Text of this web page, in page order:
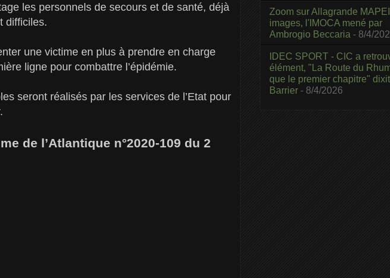
les personnels de secours et de santé, déjà
difficiles.
une victime en plus à prendre en charge
ligne pour combattre l’épidémie.
seront réalisés par les services de l’Etat pour
de l’Atlantique n°2020-109 du 2
Zoom sur Allagrande
images, l'IMOCA mené par
Ambrogio Beccaria - 8/4/
IDEC SPORT - CIC a
élément, "La Route du
que le premier chapitre"
Barrier - 8/4/2026